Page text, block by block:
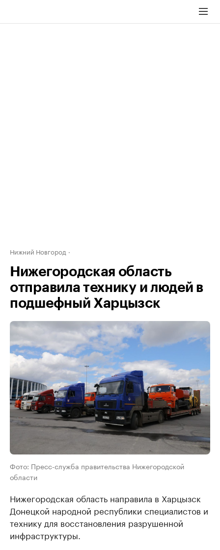
Нижний Новгород
Нижегородская область
отправила технику и людей в
подшефный Харцызск
Фото: Пресс-служба правительства Нижегородской
области
Нижегородская область направила в Харцызск
Донецкой народной республики специалистов и
технику для восстановления разрушенной
инфраструктуры.